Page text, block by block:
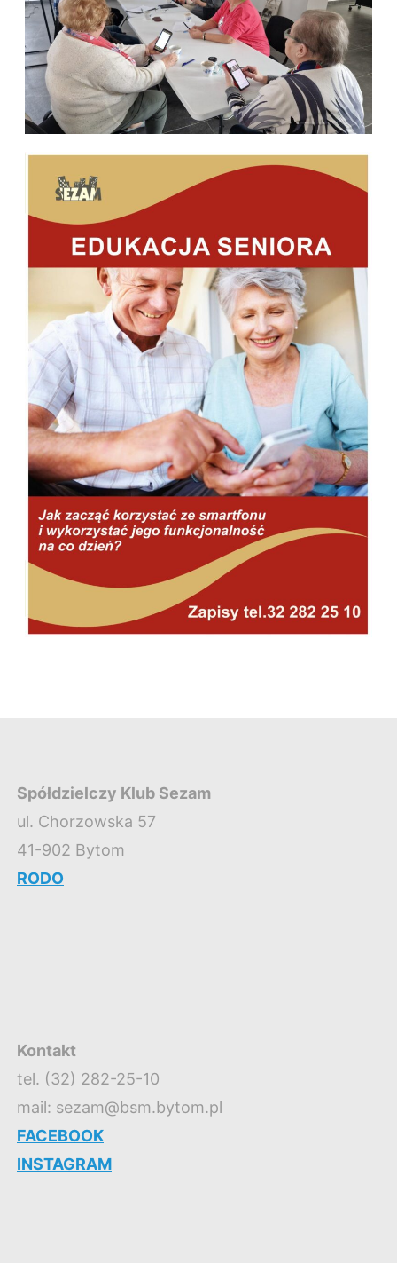
Spółdzielczy Klub Sezam
ul. Chorzowska 57
41-902 Bytom
RODO
Kontakt
tel. (32) 282-25-10
mail: sezam@bsm.bytom.pl
FACEBOOK
INSTAGRAM